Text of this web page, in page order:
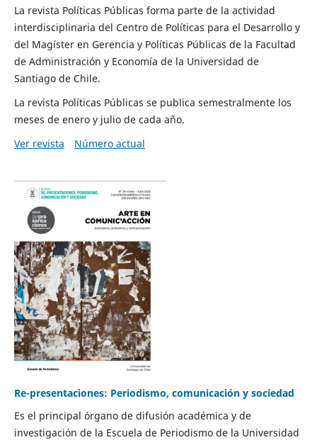
La revista Políticas Públicas forma parte de la actividad
interdisciplinaria del Centro de Políticas para el Desarrollo y
del Magíster en Gerencia y Políticas Públicas de la Facultad
de Administración y Economía de la Universidad de
Santiago de Chile.
La revista Políticas Públicas se publica semestralmente los
meses de enero y julio de cada año.
Ver revista
Número actual
Re-presentaciones: Periodismo, comunicación y sociedad
Es el principal órgano de difusión académica y de
investigación de la Escuela de Periodismo de la Universidad